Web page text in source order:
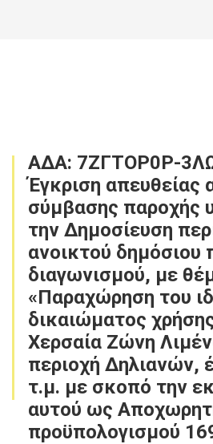
ΑΔΑ: 7ΖΓΤΟΡ0Ρ-
Έγκριση απευθείας
σύμβασης παροχής
την Δημοσίευση
ανοικτού δημόσιου
διαγωνισμού, με
«Παραχώρηση του
δικαιώματος
Χερσαία Ζώνη
περιοχή Δηλιανών,
τ.μ. με σκοπό την
αυτού ως
προϋπολογισμού